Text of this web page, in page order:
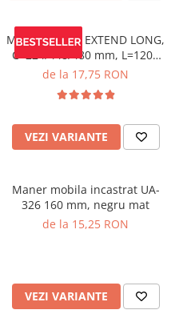
Maner mobila EXTEND LONG,
C=224/448/480 mm, L=1200
mm, negru mat
de la 17,75 RON
VEZI VARIANTE
Maner mobila incastrat UA-
326 160 mm, negru mat
de la 15,25 RON
VEZI VARIANTE